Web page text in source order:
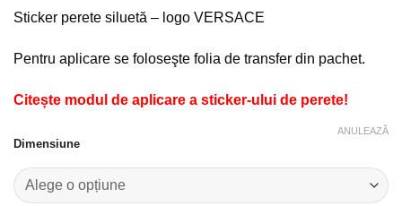
Sticker perete siluetă – logo VERSACE
Pentru aplicare se foloseşte folia de transfer din pachet.
Citește modul de aplicare a sticker-ului de perete!
Dimensiune
ANULEAZĂ